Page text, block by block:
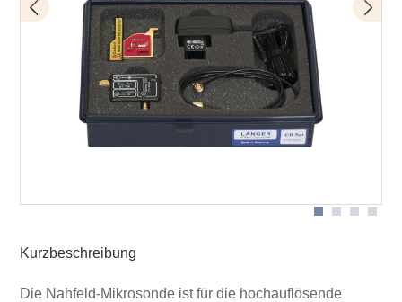
Bias-Tee BT 706
Lieferumfang
Kurzbeschreibung
Die Nahfeld-Mikrosonde ist für die hochauflösende